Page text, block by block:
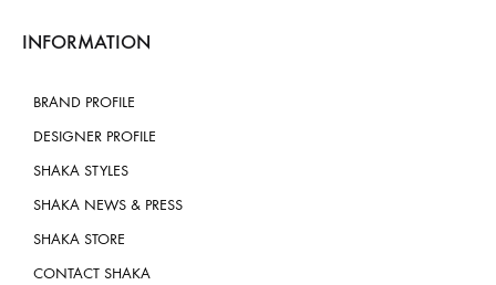
INFORMATION
BRAND PROFILE
DESIGNER PROFILE
SHAKA STYLES
SHAKA NEWS & PRESS
SHAKA STORE
CONTACT SHAKA